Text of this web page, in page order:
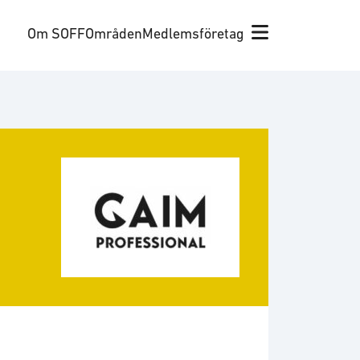
Om SOFFOmrådenMedlemsföretag